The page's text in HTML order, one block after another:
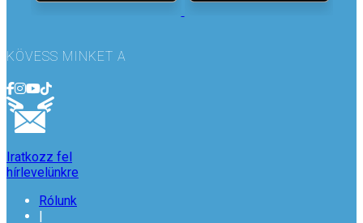
KÖVESS MINKET A
Iratkozz fel
hírlevelünkre
Rólunk